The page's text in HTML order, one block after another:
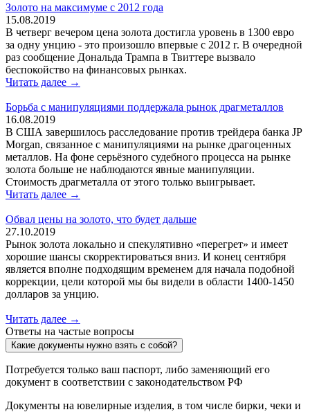
Золото на максимуме с 2012 года
15.08.2019
В четверг вечером цена золота достигла уровень в 1300 евро
за одну унцию - это произошло впервые с 2012 г. В очередной
раз сообщение Дональда Трампа в Твиттере вызвало
беспокойство на финансовых рынках.
Читать далее →
Борьба с манипуляциями поддержала рынок драгметаллов
16.08.2019
В США завершилось расследование против трейдера банка JP
Morgan, связанное с манипуляциями на рынке драгоценных
металлов. На фоне серьёзного судебного процесса на рынке
золота больше не наблюдаются явные манипуляции.
Стоимость драгметалла от этого только выигрывает.
Читать далее →
Обвал цены на золото, что будет дальше
27.10.2019
Рынок золота локально и спекулятивно «перегрет» и имеет
хорошие шансы скорректироваться вниз. И конец сентября
является вполне подходящим временем для начала подобной
коррекции, цели которой мы бы видели в области 1400-1450
долларов за унцию.
Читать далее →
Ответы на частые вопросы
Какие документы нужно взять с собой?
Потребуется только ваш паспорт, либо заменяющий его
документ в соответствии с законодательством РФ
Документы на ювелирные изделия, в том числе бирки, чеки и